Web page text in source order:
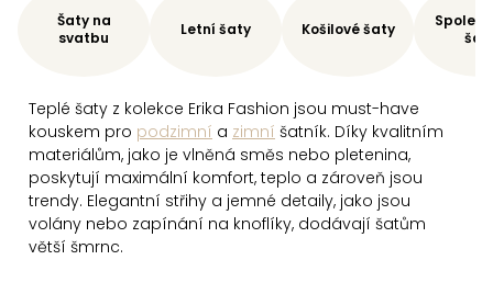
Teplé šaty z kolekce Erika Fashion jsou must-have
kouskem pro podzimní a zimní šatník. Díky kvalitním
materiálům, jako je vlněná směs nebo pletenina,
poskytují maximální komfort, teplo a zároveň jsou
trendy. Elegantní střihy a jemné detaily, jako jsou
volány nebo zapínání na knoflíky, dodávají šatům
větší šmrnc.
Šaty na
svatbu
Letní šaty Košilové šaty